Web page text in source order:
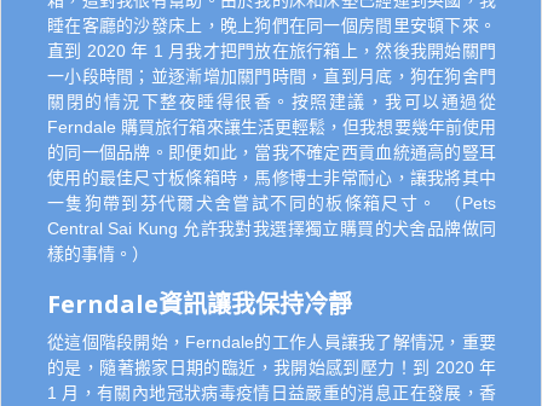
睡在客廳的沙發床上，晚上狗們在同一個房間里安頓下來。
直到 2020 年 1 月我才把門放在旅行箱上，然後我開始關門
一小段時間；並逐漸增加關門時間，直到月底，狗在狗舍門
關閉的情況下整夜睡得很香。按照建議，我可以通過從
Ferndale 購買旅行箱來讓生活更輕鬆，但我想要幾年前使用
的同一個品牌。即便如此，當我不確定西貢血統通高的豎耳
使用的最佳尺寸板條箱時，馬修博士非常耐心，讓我將其中
一隻狗帶到芬代爾犬舍嘗試不同的板條箱尺寸。 （Pets
Central Sai Kung 允許我對我選擇獨立購買的犬舍品牌做同
樣的事情。）
Ferndale資訊讓我保持冷靜
從這個階段開始，Ferndale的工作人員讓我了解情況，重要
的是，隨著搬家日期的臨近，我開始感到壓力！到 2020 年
1 月，有關內地冠狀病毒疫情日益嚴重的消息正在發展，香